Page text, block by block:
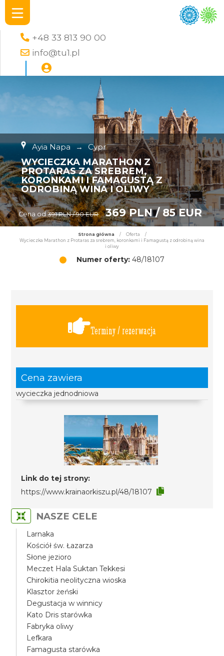
+48 33 813 90 00
info@tu1.pl
Ayia Napa → Cypr
WYCIECZKA MARATHON Z
PROTARAS ZA SREBREM,
KORONKAMI I FAMAGUSTĄ Z
ODROBINĄ WINA I OLIWY
Cena od 391 PLN / 90 EUR 369 PLN / 85 EUR
Strona główna / Oferta
/
Wycieczka Marathon z Protaras za srebrem, koronkami i Famagustą z odrobiną wina
i oliwy
Numer oferty: 48/18107
Terminy / rezerwacja
Cena zawiera
wycieczka jednodniowa
Link do tej strony:
https://www.krainaorkiszu.pl/48/18107
NASZE CELE
Larnaka
Kościół św. Łazarza
Słone jezioro
Meczet Hala Suktan Tekkesi
Chirokitia neolityczna wioska
Klasztor żeński
Degustacja w winnicy
Kato Dris starówka
Fabryka oliwy
Lefkara
Famagusta starówka